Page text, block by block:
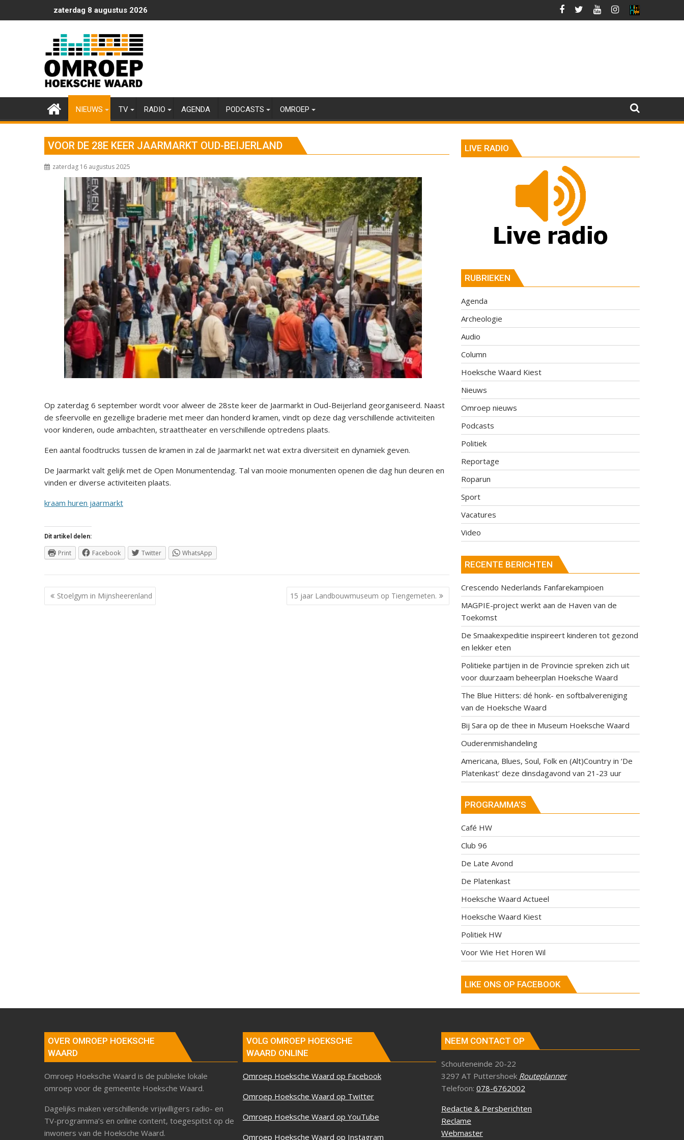
naar
zaterdag 8 augustus 2026
NIEUWS TV RADIO AGENDA PODCASTS OMROEP
VOOR DE 28E KEER JAARMARKT OUD-BEIJERLAND
zaterdag 16 augustus 2025
Op zaterdag 6 september wordt voor alweer de 28ste keer de Jaarmarkt in Oud-Beijerland georganiseerd. Naast
de sfeervolle en gezellige braderie met meer dan honderd kramen, vindt op deze dag verschillende activiteiten
voor kinderen, oude ambachten, straattheater en verschillende optredens plaats.
Een aantal foodtrucks tussen de kramen in zal de Jaarmarkt net wat extra diversiteit en dynamiek geven.
De Jaarmarkt valt gelijk met de Open Monumentendag. Tal van mooie monumenten openen die dag hun deuren en
vinden er diverse activiteiten plaats.
kraam huren jaarmarkt
Dit artikel delen:
Print Facebook Twitter WhatsApp
Berichtnavigatie
Stoelgym in Mijnsheerenland 15 jaar Landbouwmuseum op Tiengemeten.
LIVE RADIO
RUBRIEKEN
Agenda
Archeologie
Audio
Column
Hoeksche Waard Kiest
Nieuws
Omroep nieuws
Podcasts
Politiek
Reportage
Roparun
Sport
Vacatures
Video
RECENTE BERICHTEN
Crescendo Nederlands Fanfarekampioen
MAGPIE-project werkt aan de Haven van de
Toekomst
De Smaakexpeditie inspireert kinderen tot gezond
en lekker eten
Politieke partijen in de Provincie spreken zich uit
voor duurzaam beheerplan Hoeksche Waard
The Blue Hitters: dé honk- en softbalvereniging
van de Hoeksche Waard
Bij Sara op de thee in Museum Hoeksche Waard
Ouderenmishandeling
Americana, Blues, Soul, Folk en (Alt)Country in ‘De
Platenkast’ deze dinsdagavond van 21-23 uur
PROGRAMMA’S
Café HW
Club 96
De Late Avond
De Platenkast
Hoeksche Waard Actueel
Hoeksche Waard Kiest
Politiek HW
Voor Wie Het Horen Wil
LIKE ONS OP FACEBOOK
OVER OMROEP HOEKSCHE
WAARD
Omroep Hoeksche Waard is de publieke lokale
omroep voor de gemeente Hoeksche Waard.
Dagelijks maken verschillende vrijwilligers radio- en
TV-programma’s en online content, toegespitst op de
inwoners van de Hoeksche Waard.
VOLG OMROEP HOEKSCHE
WAARD ONLINE
Omroep Hoeksche Waard op Facebook
Omroep Hoeksche Waard op Twitter
Omroep Hoeksche Waard op YouTube
Omroep Hoeksche Waard op Instagram
NEEM CONTACT OP
Schouteneinde 20-22
3297 AT Puttershoek Routeplanner
Telefoon: 078-6762002
Redactie & Persberichten
Reclame
Webmaster